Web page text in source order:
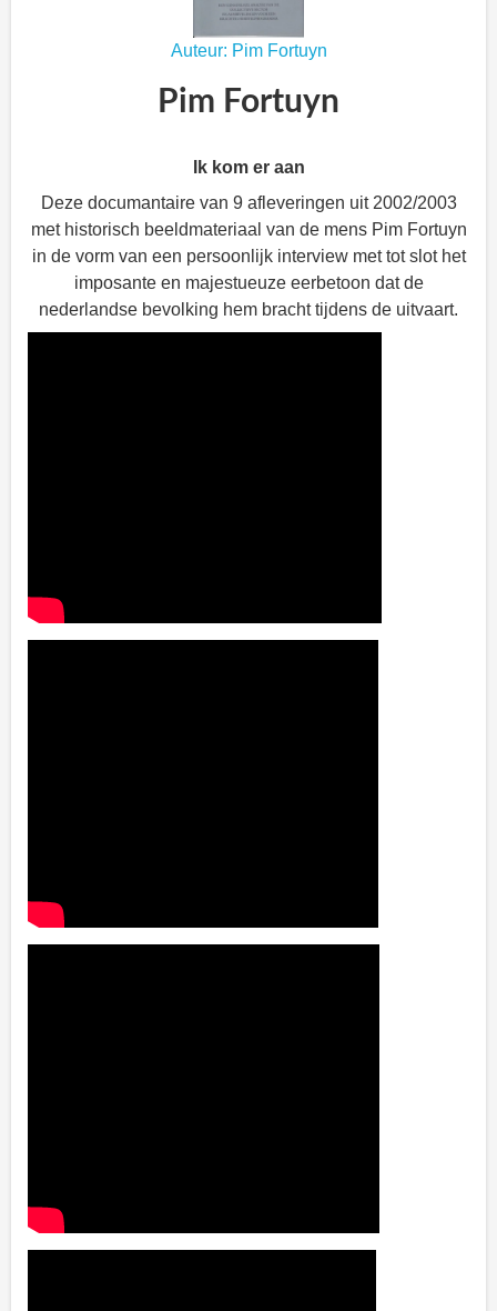
Auteur: Pim Fortuyn
Pim Fortuyn
Ik kom er aan
Deze documantaire van 9 afleveringen uit 2002/2003
met historisch beeldmateriaal van de mens Pim Fortuyn
in de vorm van een persoonlijk interview met tot slot het
imposante en majestueuze eerbetoon dat de
nederlandse bevolking hem bracht tijdens de uitvaart.